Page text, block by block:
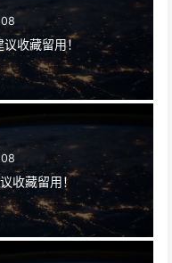
收藏留用！
收藏留用！